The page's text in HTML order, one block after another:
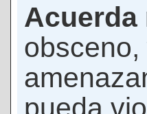
Acuerda